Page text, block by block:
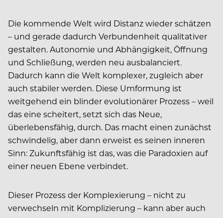
Die kommende Welt wird Distanz wieder schätzen
– und gerade dadurch Verbundenheit qualitativer
gestalten. Autonomie und Abhängigkeit, Öffnung
und Schließung, werden neu ausbalanciert.
Dadurch kann die Welt komplexer, zugleich aber
auch stabiler werden. Diese Umformung ist
weitgehend ein blinder evolutionärer Prozess – weil
das eine scheitert, setzt sich das Neue,
überlebensfähig, durch. Das macht einen zunächst
schwindelig, aber dann erweist es seinen inneren
Sinn: Zukunftsfähig ist das, was die Paradoxien auf
einer neuen Ebene verbindet.
Dieser Prozess der Komplexierung – nicht zu
verwechseln mit Komplizierung – kann aber auch